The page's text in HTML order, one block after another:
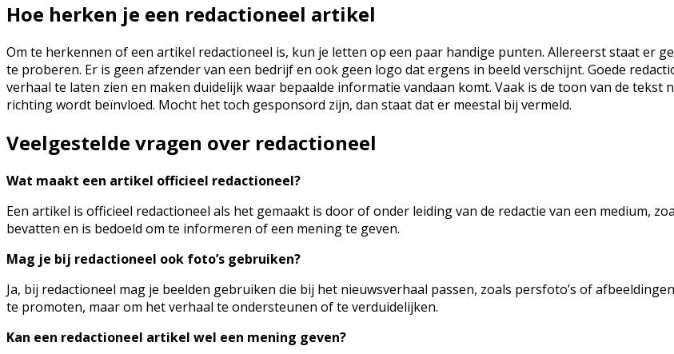
Hoe herken je een redactioneel artikel
Om te herkennen of een artikel redactioneel is, kun je letten op een paar handige punten. Allereerst staat er
te proberen. Er is geen afzender van een bedrijf en ook geen logo dat ergens in beeld verschijnt. Goede
verhaal te laten zien en maken duidelijk waar bepaalde informatie vandaan komt. Vaak is de toon van de
richting wordt beïnvloed. Mocht het toch gesponsord zijn, dan staat dat er meestal bij vermeld.
Veelgestelde vragen over redactioneel
Wat maakt een artikel officieel redactioneel?
Een artikel is officieel redactioneel als het gemaakt is door of onder leiding van de redactie van een medium,
bevatten en is bedoeld om te informeren of een mening te geven.
Mag je bij redactioneel ook foto’s gebruiken?
Ja, bij redactioneel mag je beelden gebruiken die bij het nieuwsverhaal passen, zoals persfoto’s of
te promoten, maar om het verhaal te ondersteunen of te verduidelijken.
Kan een redactioneel artikel wel een mening geven?